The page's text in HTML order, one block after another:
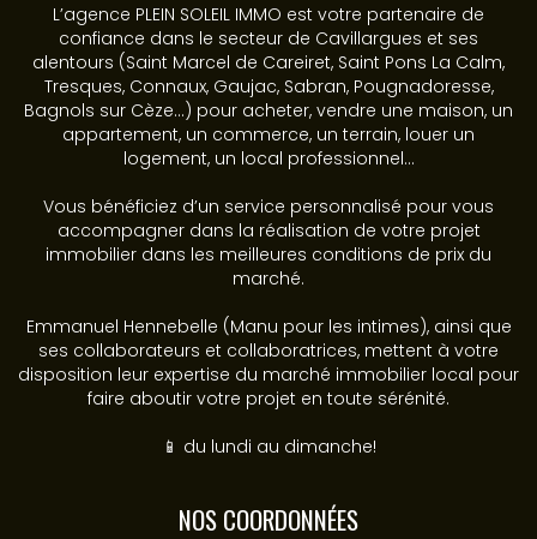
L’agence PLEIN SOLEIL IMMO est votre partenaire de
confiance dans le secteur de Cavillargues et ses
alentours (Saint Marcel de Careiret, Saint Pons La Calm,
Tresques, Connaux, Gaujac, Sabran, Pougnadoresse,
Bagnols sur Cèze...) pour acheter, vendre une maison, un
appartement, un commerce, un terrain, louer un
logement, un local professionnel...
Vous bénéficiez d’un service personnalisé pour vous
accompagner dans la réalisation de votre projet
immobilier dans les meilleures conditions de prix du
marché.
Emmanuel Hennebelle (Manu pour les intimes), ainsi que
ses collaborateurs et collaboratrices, mettent à votre
disposition leur expertise du marché immobilier local pour
faire aboutir votre projet en toute sérénité.
📱 du lundi au dimanche!
NOS COORDONNÉES